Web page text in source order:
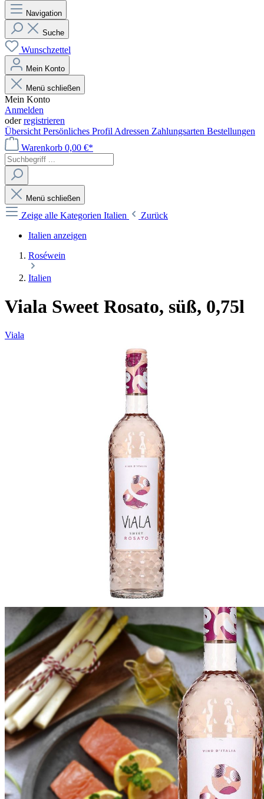
Navigation
Suche
Wunschzettel
Mein Konto
Menü schließen
Mein Konto
Anmelden
oderregistrieren
Übersicht Persönliches Profil Adressen Zahlungsarten Bestellungen
Warenkorb 0,00 €*
Menü schließen
Zeige alle Kategorien Italien
Zurück
Italien anzeigen
Roséwein
Italien
Viala Sweet Rosato, süß, 0,75l
Viala